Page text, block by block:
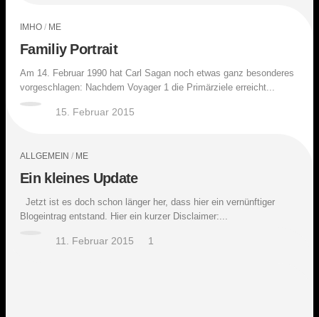
IMHO / ME
Familiy Portrait
Am 14. Februar 1990 hat Carl Sagan noch etwas ganz besonderes
vorgeschlagen: Nachdem Voyager 1 die Primärziele erreicht...
15. Februar 2015
ALLGEMEIN / ME
Ein kleines Update
Jetzt ist es doch schon länger her, dass hier ein vernünftiger
Blogeintrag entstand. Hier ein kurzer Disclaimer:...
11. Februar 2015 1